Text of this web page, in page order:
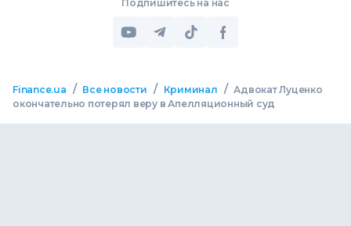
Подпишитесь на нас
Finance.ua / Все новости / Криминал / Адвокат Луценко
окончательно потерял веру в Апелляционный суд